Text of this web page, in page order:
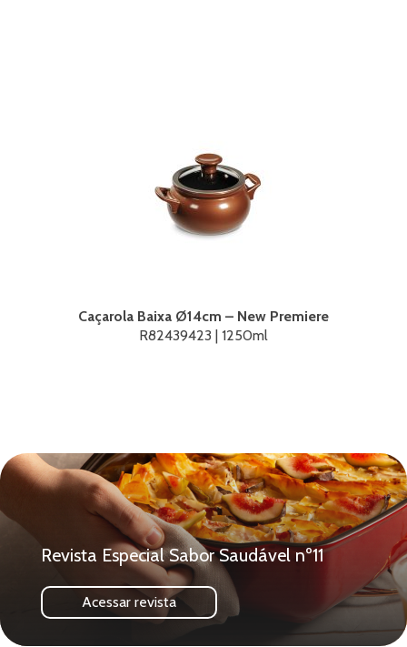
Caçarola Baixa Ø14cm – New Premiere
R82439423 | 1250ml
Revista Especial Sabor Saudável nº11
Acessar revista